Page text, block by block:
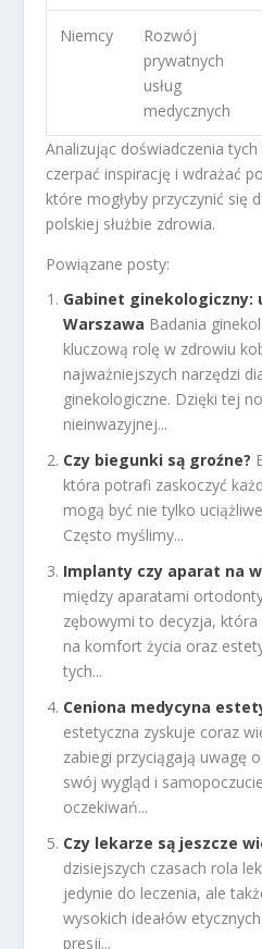
Niemcy
Rozwój
prywatnych
usług
medycznych
Analizując doświadczenia
czerpać inspirację i wdrażać
które mogłyby przyczynić się
polskiej służbie zdrowia.
Powiązane posty:
Gabinet ginekologiczny:
Warszawa Badania
kluczową rolę w zdrowiu
najważniejszych narzędzi
ginekologiczne. Dzięki tej
nieinwazyjnej...
Czy biegunki są groźne?
która potrafi zaskoczyć
mogą być nie tylko
Często myślimy...
Implanty czy aparat na
między aparatami
zębowymi to decyzja, która
na komfort życia oraz
tych...
Ceniona medycyna
estetyczna zyskuje coraz
zabiegi przyciągają uwagę
swój wygląd i
oczekiwań...
Czy lekarze są jeszcze
dzisiejszych czasach rola
jedynie do leczenia, ale
wysokich ideałów
presji...